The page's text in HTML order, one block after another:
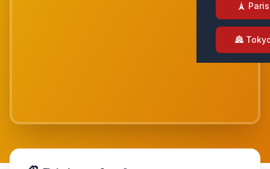
🗼 Paris
🏯